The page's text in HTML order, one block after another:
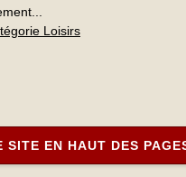
Loisirs
SITE EN HAUT DES